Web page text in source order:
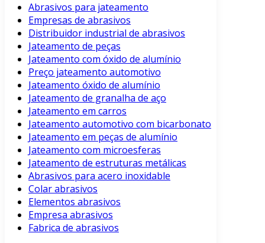
Abrasivos para jateamento
Empresas de abrasivos
Distribuidor industrial de abrasivos
Jateamento de peças
Jateamento com óxido de alumínio
Preço jateamento automotivo
Jateamento óxido de alumínio
Jateamento de granalha de aço
Jateamento em carros
Jateamento automotivo com bicarbonato
Jateamento em peças de alumínio
Jateamento com microesferas
Jateamento de estruturas metálicas
Abrasivos para acero inoxidable
Colar abrasivos
Elementos abrasivos
Empresa abrasivos
Fabrica de abrasivos